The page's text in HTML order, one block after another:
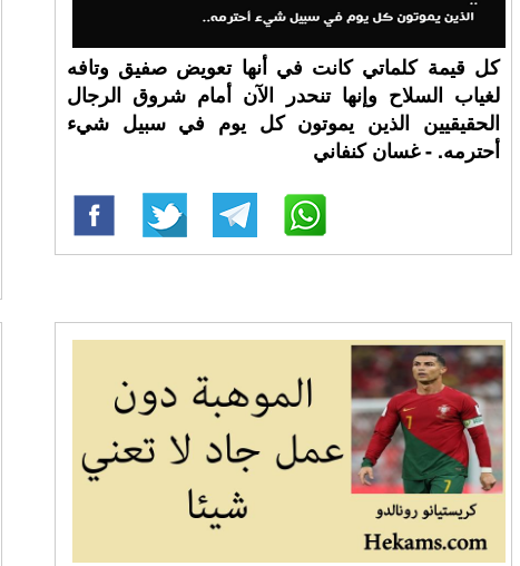
كل قيمة كلماتي كانت في أنها تعويض صفيق وتافه
لغياب السلاح وإنها تنحدر الآن أمام شروق الرجال
الحقيقيين الذين يموتون كل يوم في سبيل شيء
أحترمه. - غسان كنفاني